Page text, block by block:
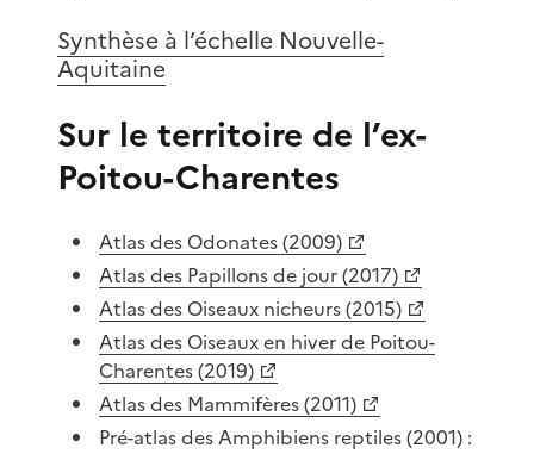
Synthèse à l’échelle Nouvelle-
Aquitaine
Sur le territoire de l’ex-
Poitou-Charentes
Atlas des Odonates (2009)
Atlas des Papillons de jour (2017)
Atlas des Oiseaux nicheurs (2015)
Atlas des Oiseaux en hiver de Poitou-
Charentes (2019)
Atlas des Mammifères (2011)
Pré-atlas des Amphibiens reptiles (2001) :